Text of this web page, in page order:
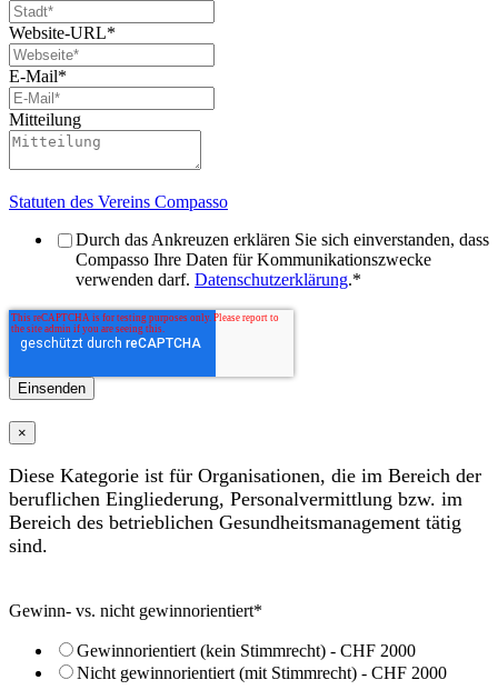
Website-URL*
E-Mail*
Mitteilung
Statuten des Vereins Compasso
Durch das Ankreuzen erklären Sie sich einverstanden, dass
Compasso Ihre Daten für Kommunikationszwecke
verwenden darf. Datenschutzerklärung.*
×
Diese Kategorie ist für Organisationen, die im Bereich der
beruflichen Eingliederung, Personalvermittlung bzw. im
Bereich des betrieblichen Gesundheitsmanagement tätig
sind.
Gewinn- vs. nicht gewinnorientiert*
Gewinnorientiert (kein Stimmrecht) - CHF 2000
Nicht gewinnorientiert (mit Stimmrecht) - CHF 2000